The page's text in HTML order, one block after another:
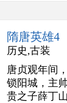
隋唐英雄4
历史,古装
唐贞观年间
锁阳城，主
贵之子薛丁